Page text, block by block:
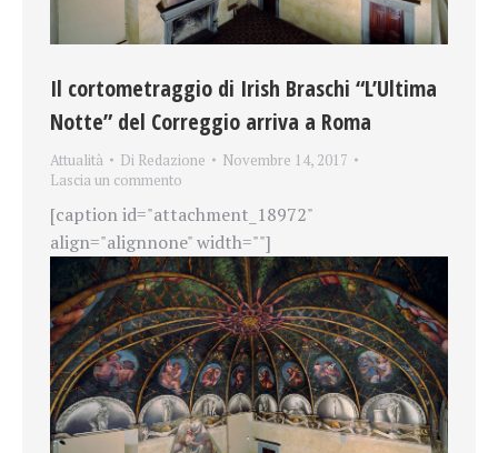
Il cortometraggio di Irish Braschi “L’Ultima
Notte” del Correggio arriva a Roma
Attualità Di Redazione
Novembre 14, 2017
Lascia un commento
[caption id="attachment_18972"
align="alignnone" width=""]